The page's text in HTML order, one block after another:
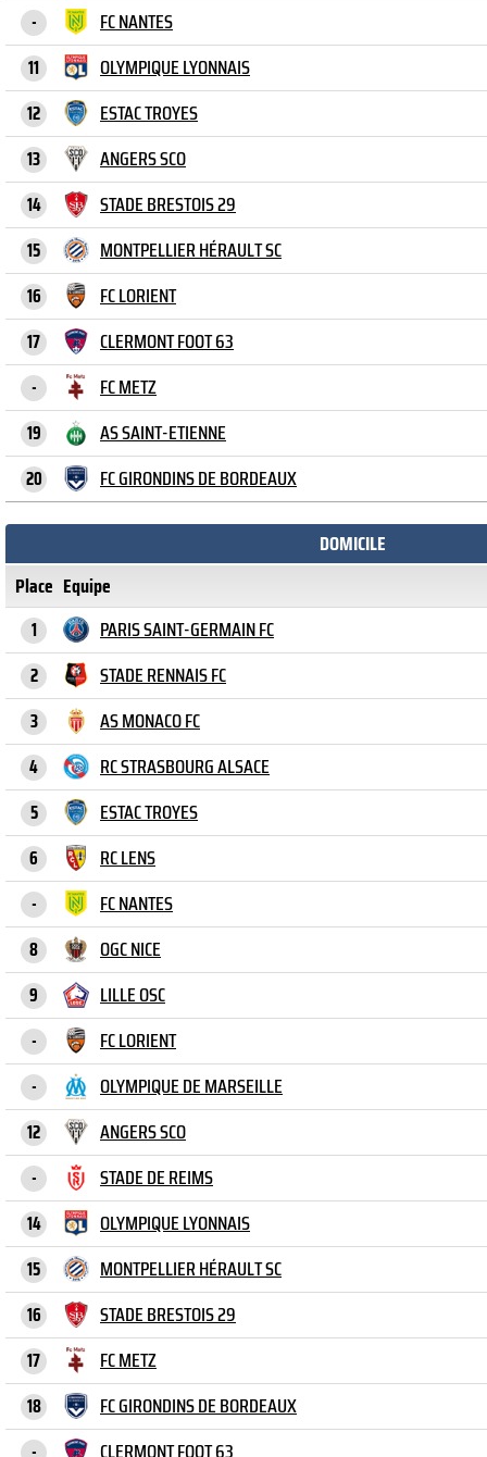
- FC NANTES
11 OLYMPIQUE LYONNAIS
12 ESTAC TROYES
13 ANGERS SCO
14 STADE BRESTOIS 29
15 MONTPELLIER HÉRAULT SC
16 FC LORIENT
17 CLERMONT FOOT 63
- FC METZ
19 AS SAINT-ETIENNE
20 FC GIRONDINS DE BORDEAUX
DOMICILE
Place Equipe
1 PARIS SAINT-GERMAIN FC
2 STADE RENNAIS FC
3 AS MONACO FC
4 RC STRASBOURG ALSACE
5 ESTAC TROYES
6 RC LENS
- FC NANTES
8 OGC NICE
9 LILLE OSC
- FC LORIENT
- OLYMPIQUE DE MARSEILLE
12 ANGERS SCO
- STADE DE REIMS
14 OLYMPIQUE LYONNAIS
15 MONTPELLIER HÉRAULT SC
16 STADE BRESTOIS 29
17 FC METZ
18 FC GIRONDINS DE BORDEAUX